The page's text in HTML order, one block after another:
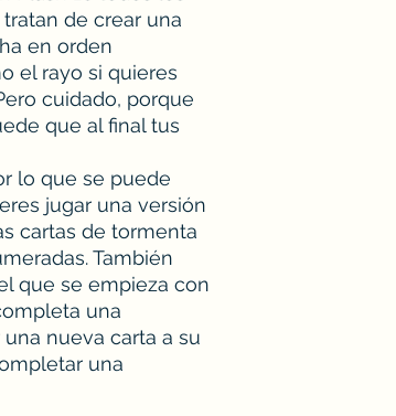
de crear una
en orden
el rayo si quieres
cuidado, porque
que al final tus
lo que se puede
jugar una versión
cartas de tormenta
También
que se empieza con
una
nueva carta a su
una